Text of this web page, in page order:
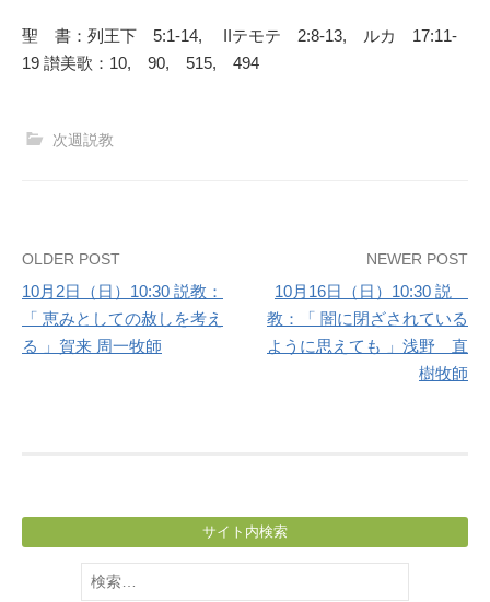
聖 書：列王下 5:1-14, IIテモテ 2:8-13, ルカ 17:11-
19 讃美歌：10, 90, 515, 494
次週説教
Post
navigation
OLDER POST
10月2日（日）10:30 説教：
「 恵みとしての赦しを考え
る 」賀来 周一牧師
NEWER POST
10月16日（日）10:30 説
教：「 闇に閉ざされている
ように思えても 」浅野 直
樹牧師
サイト内検索
検
索: